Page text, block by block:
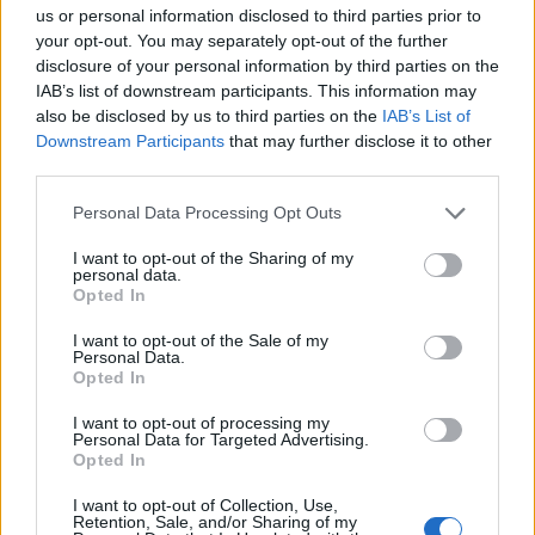
us or personal information disclosed to third parties prior to
your opt-out. You may separately opt-out of the further
disclosure of your personal information by third parties on the
IAB’s list of downstream participants. This information may
also be disclosed by us to third parties on the IAB’s List of
Downstream Participants that may further disclose it to other
Personal Data Processing Opt Outs
I want to opt-out of the Sharing of my
personal data.
Opted In
I want to opt-out of the Sale of my
Personal Data.
Opted In
I want to opt-out of processing my
Personal Data for Targeted Advertising.
Opted In
I want to opt-out of Collection, Use,
Retention, Sale, and/or Sharing of my
Shtuarmë15.05.2023 10:28
Tags:
rezultatet ne qarkun shkoder ,
zgjedhjet